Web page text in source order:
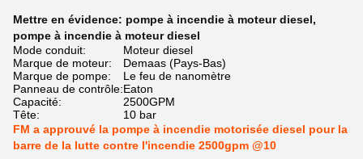
Mettre en évidence: pompe à incendie à moteur diesel,
pompe à incendie à moteur diesel
Mode conduit:
Moteur diesel
Marque de moteur:
Demaas (Pays-Bas)
Marque de pompe:
Le feu de nanomètre
Panneau de contrôle:Eaton
Capacité:
2500GPM
Tête:
10 bar
FM a approuvé la pompe à incendie motorisée diesel pour la
barre de la lutte contre l'incendie 2500gpm @10